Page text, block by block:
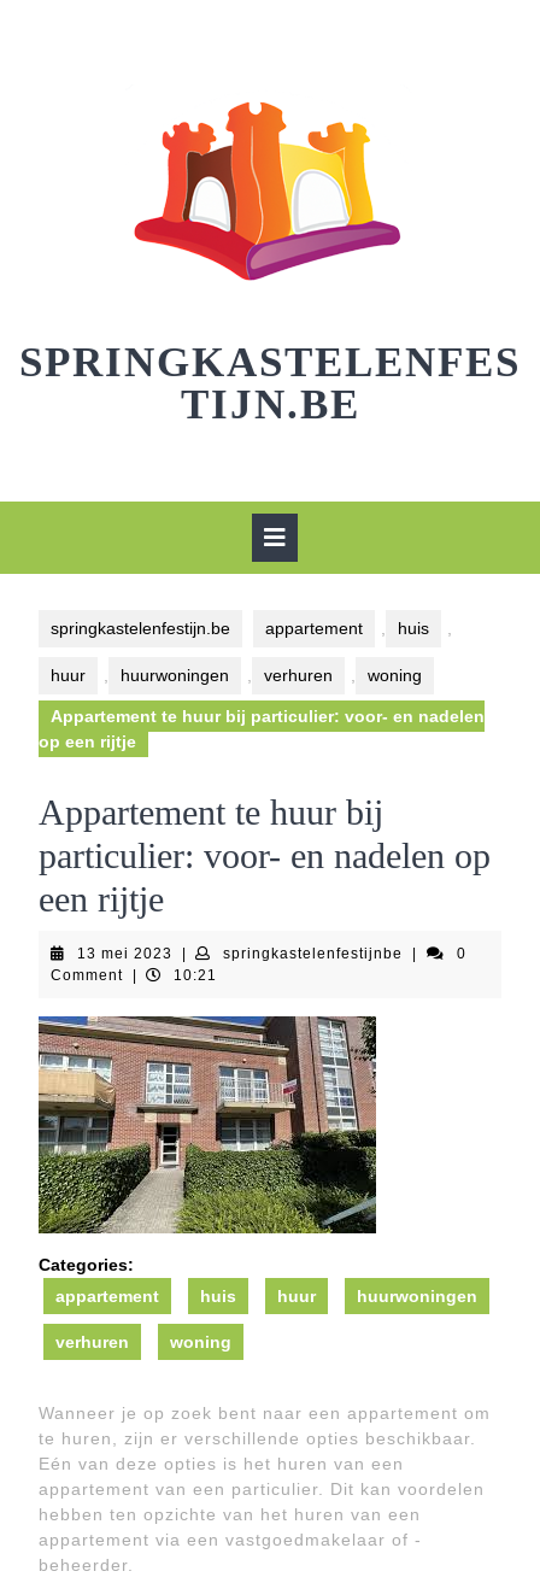
SPRINGKASTELENFES
TIJN.BE
springkastelenfestijn.be appartement huis
huur huurwoningen verhuren woning
Appartement te huur bij particulier: voor- en nadelen
op een rijtje
Appartement te huur bij
particulier: voor- en nadelen op
een rijtje
13 mei 2023 13
mei
springkastelenfestijnbe
0
Comment
10:21
Categories:
appartement
huis huur huurwoningen
verhuren woning
Wanneer je op zoek bent naar een appartement om
te huren, zijn er verschillende opties beschikbaar.
Eén van deze opties is het huren van een
appartement van een particulier. Dit kan voordelen
hebben ten opzichte van het huren van een
appartement via een vastgoedmakelaar of -
beheerder.